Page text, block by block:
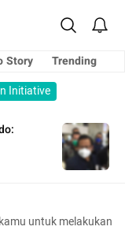
Story
Trending
Initiative
untuk melakukan